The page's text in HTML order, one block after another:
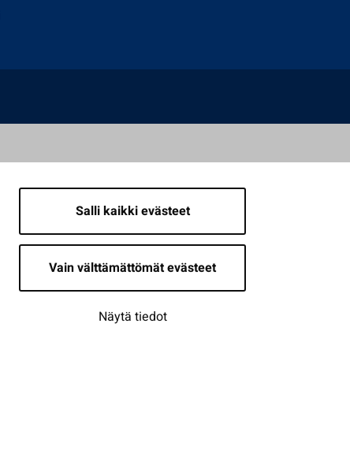
Salli kaikki evästeet
Vain välttämättömät evästeet
Näytä tiedot